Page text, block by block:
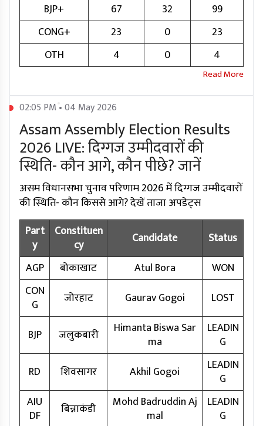
BJP+
67 32
99
CONG+
23 0
23
OTH
4 0 4
02:05 PM • 04 May 2026
Assam Assembly Election Results
2026 LIVE: दिग्गज उम्मीदवारों की
स्थिति- कौन आगे, कौन पीछे? जानें
असम विधानसभा चुनाव परिणाम 2026 में दिग्गज उम्मीदवारों
की स्थिति- कौन किससे आगे? देखें ताजा अपडेट्स
Part
y
Constituen
cy
Candidate
Status
AGP
बोकाखाट Atul Bora
WON
CON
G
जोरहाट Gaurav Gogoi LOST
BJP जलुकबारी
Himanta Biswa Sar
ma
LEADIN
G
RD
शिवसागर Akhil Gogoi
LEADIN
G
AIU
DF
बिन्नाकंडी
Mohd Badruddin Aj
mal
LEADIN
G